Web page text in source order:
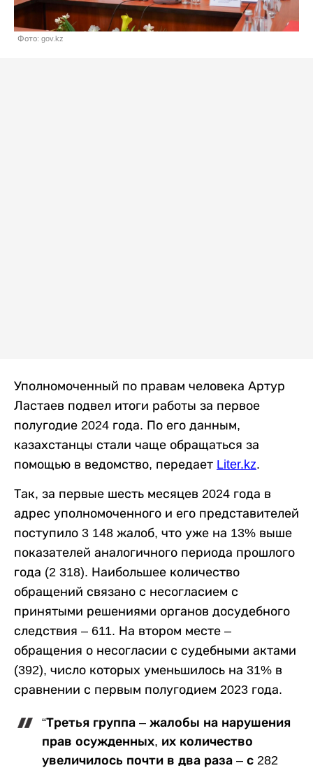
Фото: gov.kz
Уполномоченный по правам человека Артур
Ластаев подвел итоги работы за первое
полугодие 2024 года. По его данным,
казахстанцы стали чаще обращаться за
помощью в ведомство, передает Liter.kz.
Так, за первые шесть месяцев 2024 года в
адрес уполномоченного и его представителей
поступило 3 148 жалоб, что уже на 13% выше
показателей аналогичного периода прошлого
года (2 318). Наибольшее количество
обращений связано с несогласием с
принятыми решениями органов досудебного
следствия – 611. На втором месте –
обращения о несогласии с судебными актами
(392), число которых уменьшилось на 31% в
сравнении с первым полугодием 2023 года.
“Третья группа – жалобы на нарушения
прав осужденных, их количество
увеличилось почти в два раза – с 282